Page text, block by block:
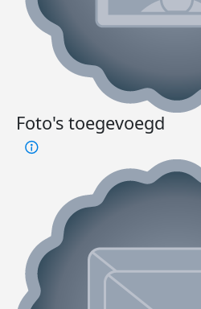
Foto's toegevoegd